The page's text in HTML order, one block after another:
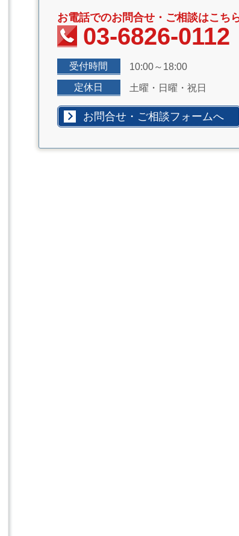
お電話でのお問合せ・ご相談はこち
03-6826-0112
受付時間 10:00～18:00
定休日 土曜・日曜・祝日
お問合せ・ご相談フォームへ